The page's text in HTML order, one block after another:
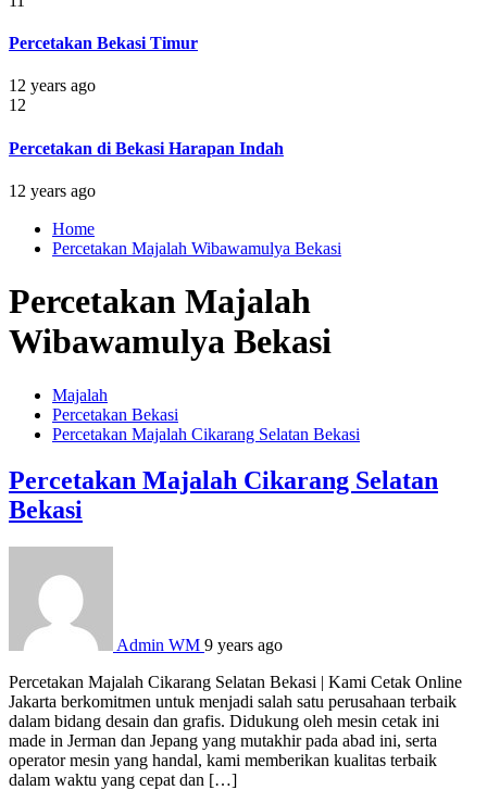
Percetakan Bekasi Timur
12 years ago
12
Percetakan di Bekasi Harapan Indah
12 years ago
Home
Percetakan Majalah Wibawamulya Bekasi
Percetakan Majalah
Wibawamulya Bekasi
Majalah
Percetakan Bekasi
Percetakan Majalah Cikarang Selatan Bekasi
Percetakan Majalah Cikarang Selatan
Bekasi
Admin WM 9 years ago
Percetakan Majalah Cikarang Selatan Bekasi | Kami Cetak Online
Jakarta berkomitmen untuk menjadi salah satu perusahaan terbaik
dalam bidang desain dan grafis. Didukung oleh mesin cetak ini
made in Jerman dan Jepang yang mutakhir pada abad ini, serta
operator mesin yang handal, kami memberikan kualitas terbaik
dalam waktu yang cepat dan […]